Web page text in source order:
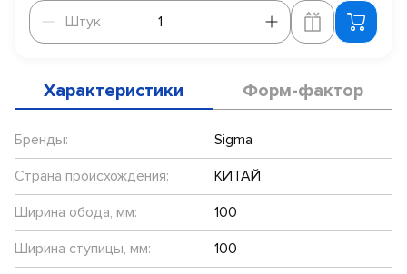
Штук
Штук
Характеристики Форм-фактор
Бренды:
Sigma
Страна происхождения:
КИТАЙ
Ширина обода, мм:
100
Ширина ступицы, мм:
100